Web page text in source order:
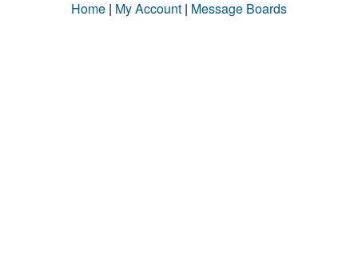
Home | My Account | Message Boards